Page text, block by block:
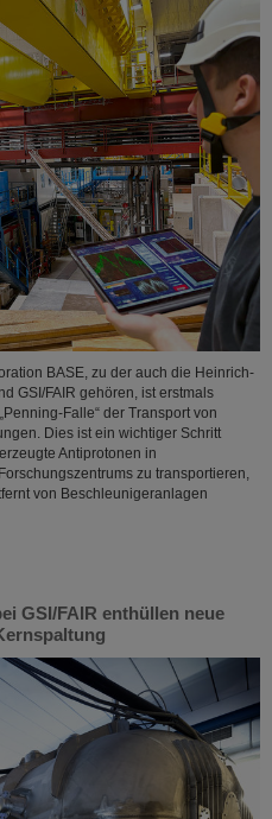
BASE, zu der auch die Heinrich-
GSI/FAIR gehören, ist erstmals
Falle“ der Transport von
Dies ist ein wichtiger Schritt
Antiprotonen in
zu transportieren,
von Beschleunigeranlagen
GSI/FAIR enthüllen neue